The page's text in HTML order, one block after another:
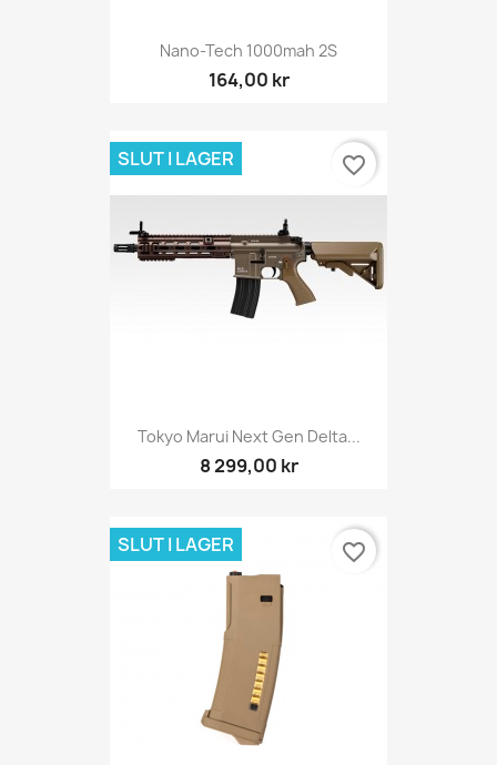
Nano-Tech 1000mah 2S
164,00 kr
Tokyo Marui Next Gen Delta...
8 299,00 kr
SLUT I LAGER favorite_border
SLUT I LAGER favorite_border